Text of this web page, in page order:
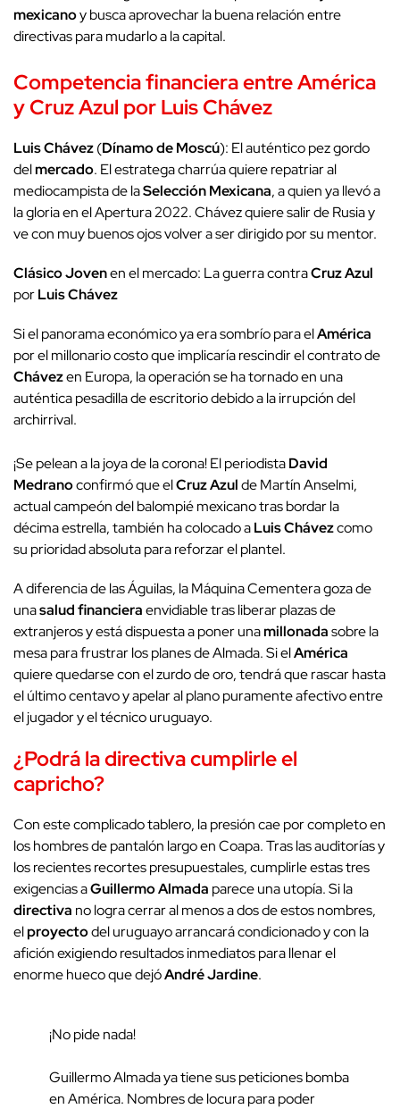
mexicanoy busca aprovechar la buena relación entre
directivas para mudarlo a la capital.
Competencia financiera entre América
y Cruz Azul por Luis Chávez
Luis Chávez(Dínamo de Moscú): El auténtico pez gordo
delmercado. El estratega charrúa quiere repatriar al
mediocampista de laSelección Mexicana, a quien ya llevó a
la gloria en el Apertura 2022. Chávez quiere salir de Rusia y
ve con muy buenos ojos volver a ser dirigido por su mentor.
Clásico Jovenen el mercado: La guerra contraCruz Azul
porLuis Chávez
Si el panorama económico ya era sombrío para elAmérica
por el millonario costo que implicaría rescindir el contrato de
Chávezen Europa, la operación se ha tornado en una
auténtica pesadilla de escritorio debido a la irrupción del
archirrival.
¡Se pelean a la joya de la corona! El periodistaDavid
Medranoconfirmó que elCruz Azulde Martín Anselmi,
actual campeón del balompié mexicano tras bordar la
décima estrella, también ha colocado aLuis Chávezcomo
su prioridad absoluta para reforzar el plantel.
A diferencia de las Águilas, la Máquina Cementera goza de
unasalud financieraenvidiable tras liberar plazas de
extranjeros y está dispuesta a poner unamillonadasobre la
mesa para frustrar los planes de Almada. Si elAmérica
quiere quedarse con el zurdo de oro, tendrá que rascar hasta
el último centavo y apelar al plano puramente afectivo entre
el jugador y el técnico uruguayo.
¿Podrá ladirectivacumplirle el
capricho?
Con este complicado tablero, la presión cae por completo en
los hombres de pantalón largo en Coapa. Tras las auditorías y
los recientes recortes presupuestales, cumplirle estas tres
exigencias aGuillermo Almada parece una utopía. Si la
directiva no logra cerrar al menos a dos de estos nombres,
elproyectodel uruguayo arrancará condicionado y con la
afición exigiendo resultados inmediatos para llenar el
enorme hueco que dejóAndré Jardine.
¡No pide nada!
Guillermo Almada ya tiene sus peticiones bomba
en América. Nombres de locura para poder